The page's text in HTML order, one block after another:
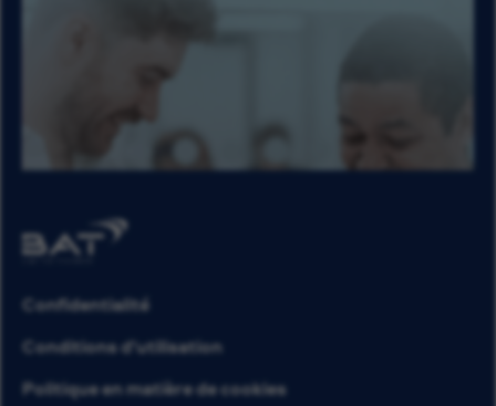
Confidentialité
Conditions d’utilisation
Politique en matière de cookies